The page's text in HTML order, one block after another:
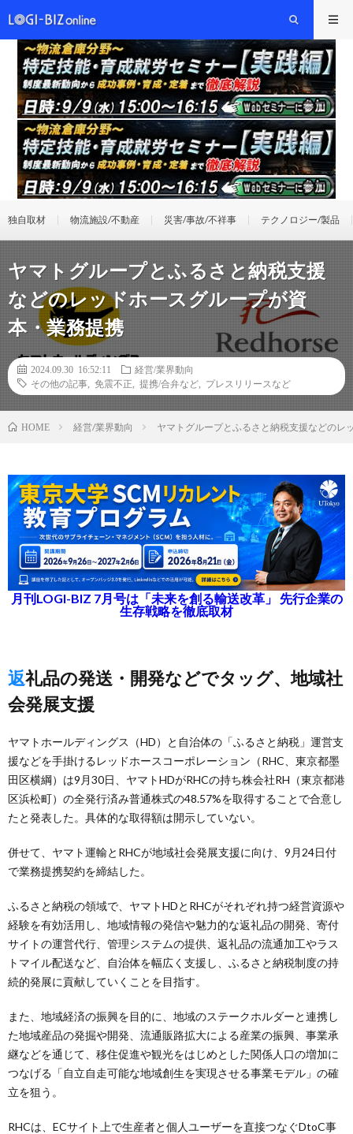
独自取材 物流施設/不動産 災害/事故/不祥事 テクノロジー/製品
ヤマトグループとふるさと納税支援
などのレッドホースグループが資
本・業務提携
2024.09.30 16:52:11
経営/業界動向
その他の記事
免震不正 提携/合弁など プレスリリースなど
HOME 経営/業界動向 ヤマトグループとふるさと納税支援などのレ
月刊LOGI-BIZ 7月号は「未来を創る輸送改革」 先行企業の
生存戦略を徹底取材
返礼品の発送・開発などでタッグ、地域社
会発展支援
ヤマトホールディングス（HD）と自治体の「ふるさと納税」運営支
援などを手掛けるレッドホースコーポレーション（RHC、東京都墨
田区横綱）は9月30日、ヤマトHDがRHCの持ち株会社RH（東京都港
区浜松町）の全発行済み普通株式の48.57%を取得することで合意し
たと発表した。具体的な取得額は開示していない。
併せて、ヤマト運輸とRHCが地域社会発展支援に向け、9月24日付
で業務提携契約を締結した。
ふるさと納税の領域で、ヤマトHDとRHCがそれぞれ持つ経営資源や
経験を有効活用し、地域情報の発信や魅力的な返礼品の開発、寄付
サイトの運営代行、管理システムの提供、返礼品の流通加工やラス
トマイル配送など、自治体を幅広く支援し、ふるさと納税制度の持
続的発展に貢献していくことを目指す。
また、地域経済の振興を目的に、地域のステークホルダーと連携し
た地域産品の発掘や開発、流通販路拡大による産業の振興、事業承
継などを通じて、移住促進や観光をはじめとした関係人口の増加に
つなげる「自立自走可能な地域創生を実現させる事業モデル」の確
立を狙う。
RHCは、ECサイト上で生産者と個人ユーザーを直接つなぐDtoC事